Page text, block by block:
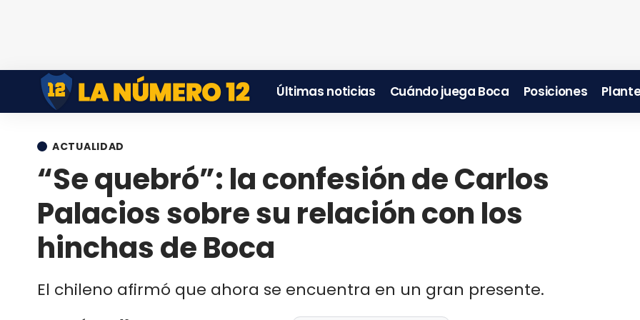
Últimas noticias Cuándo juega Boca Posiciones
ACTUALIDAD
“Se quebró”: la confesión de Carlos
Palacios sobre su relación con los
hinchas de Boca
El chileno afirmó que ahora se encuentra en un gran presente.